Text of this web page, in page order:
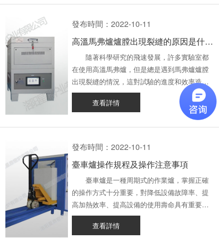
和加熱效果。 以上內容，就是小編為大
馬弗爐耗電量的辦法的相關介紹，洛陽星鼎窯
爐有限公司生產的高溫馬弗爐采用內外雙層風
冷結構、進口高溫材料，結構合理、保溫性能
好，為眾多行業的熱處理工作提供了很大的便
利。如果您有相關需求，歡迎留言或來電咨
詢！
它以多項安全防護為基礎，保證了人員的操作
安全，機械設備的使用安全，使用流程的安
全。 以上就是星鼎小編給大家帶來的有
關馬弗爐的作用及優點的全部介紹，馬弗爐不
管是在醫學化工，還是熱處理加工中都有其應
用，能夠給熱處理工作帶來便利。洛陽星鼎窯
爐有限公司生產的有真空氣氛爐、高溫馬弗爐
等產品，質量高、售后有保證，如果您有相關
需求，歡迎向我們留言咨詢。
能準確、準確地對爐溫、壓力等一系列熱工參
數進行實時準確的控制，達到理想的加熱系
統，提高生產效率。利用電腦控制爐料的位
置，控制爐料的溫度，控制燃料和空氣的流
量，自動控制爐壓，直到出料的時間和出料的
過程，實現爐況的控制，出爐的鋼料溫度和溫
度的差值都能達到很精確的程度。 7.高溫
馬弗爐的大小不斷增大，爐口增大，加料也隨
之增大。在不改變爐身基礎的前提下，對其進
行改進。增大爐口，提高進料速度。 8.對
爐型和尺寸進行優化，使之更加合理。有的爐
子爐型與尺寸采用通用設計，無論什么情況，
有時燃料種類、鋼坯尺寸等都與設計不符。有
的則由于爐膛過高、金屬表面溫度較低，而有
些爐頂較低，導致了爐壁傳熱的中介效應下
降。因此，應結合實際情況，對高溫馬弗電爐
進行改造，以加速加熱，提高高溫馬弗電爐產
量。 9.降低爐內熱量的損耗。由于熱源的
傳遞，以及由冷卻水所帶來的熱量，在整個系
鈕，溫度設置成需要的度數。 5.不能
把含有酸、堿性之化學品或強烈的氧化劑放入
爐膛內，更不允許在爐內灼燒有任何爆炸危險
性的物品。 6. 需要安裝有時間開
關，而且開關要處于關閉的狀態。不然當高溫
電爐將開始加熱時，加熱的指示燈明顯變亮，
隨著高溫電爐溫度接近于程序設置的點時，才
會逐漸變暗。 7. 當在高溫電爐內放
入金屬以及其它礦物進行熱處理時，需要把金
屬放置在專用的坩堝中或者其他的耐高溫器皿
中。 8. 如果不小心觸發了超溫設
置，超溫控制器中會有一個指示燈或者消息發
生閃爍，加熱元件會被隔離。查找原因及時進
行改正，然后按照說明重新設置超溫控制器。
9. 在使用高溫電爐的過程中，要注意
隨時觀察儀表的狀態，避免出現故障而沒有發
現。 二、高溫電爐的維護
1. 不要超溫使用。 2. 定期對爐體及
爐膛內的灰塵或雜質進行清理。 3.
度誤差的因素 一、熱電偶產生的誤差
利用塞貝克效應對熱電偶進行溫度測量，把兩
路，當兩個接觸點在t0,?t的溫度下，這樣，在
回路中就會產生一種叫做熱電勢的電動勢，這
種現象叫做熱電作用。熱電勢隨溫度t0和t而變
化，其中，恒定接點溫度t0,熱電勢為溫度?t的
單值函數，通過測量熱勢的量值，即可求出所
測量的溫度t。造成溫差電偶誤差的原因
有： 1、熱電偶不均勻 如果熱電偶采
用均質導體制作而成，其熱電勢只與其兩端的
溫度有關，如果熱電極材料并非均勻的，而熱
電極在溫度梯度場中，這樣，熱電偶就會生成
一個額外的附加熱電勢，大小是由沿著熱電極
長度的溫差階梯分布狀態所決定的，材料的不
均勻性和不均勻程度以及熱點勢在溫度場中的
位置相關。 2、熱電偶不穩定 不穩定
性是指熱電偶分值隨著分度值使用時間和使用
條件不同而引起的變化。很多時候，這可能是
發布時間：2022-10-11
高溫馬弗爐爐膛出現裂縫的原因是什么？該怎么修復？
隨著科學研究的飛速發展，許多實驗室都
在使用高溫馬弗爐，但是總是遇到馬弗爐爐膛
出現裂縫的情況，這對試驗的進度和效率造成
了很大的影響，還會影響馬弗爐的使用壽命。
那么高溫馬弗爐爐膛出現裂縫的原因是什么？
當馬弗爐爐膛出現裂縫該怎么修復呢？下面就
由星鼎小編為大家介紹一下吧。 一、高溫
馬弗爐爐膛出現裂縫的原因 1、高溫狀態
打開，由于溫度的變化，會使爐膛內的保溫材
料產生裂縫，從而縮短使用壽命。長期高溫下
開啟爐門，會因高溫馬弗爐內外溫差過大而造
成爐壁爆裂，所以一般情況下應等待高溫馬弗
爐的溫度降至600℃左右，然后再慢慢地打開
爐門。 2、升溫速度過快 工作溫度通
查看詳情
發布時間：2022-10-11
臺車爐操作規程及操作注意事項
臺車爐是一種周期式的作業爐，掌握正確
的操作方式十分重要，對降低設備故障率、提
高加熱效率、提高設備的使用壽命具有重要意
義。那么，今天臺車爐生產廠家就為大家講解
下臺車爐操作規程及操作注意事項吧。
查看詳情